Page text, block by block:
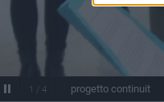
1 / 4 progetto continuit